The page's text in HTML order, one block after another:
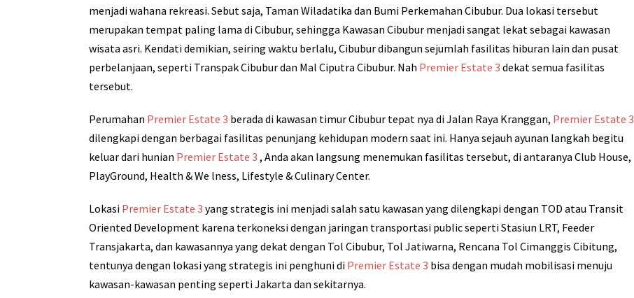
menjadi wahana rekreasi. Sebut saja, Taman Wiladatika dan Bumi Perkemahan Cibubur. Dua lokasi tersebut
merupakan tempat paling lama di Cibubur, sehingga Kawasan Cibubur menjadi sangat lekat sebagai kawasan
wisata asri. Kendati demikian, seiring waktu berlalu, Cibubur dibangun sejumlah fasilitas hiburan lain dan pusat
perbelanjaan, seperti Transpak Cibubur dan Mal Ciputra Cibubur. Nah Premier Estate 3 dekat semua fasilitas
tersebut.
Perumahan Premier Estate 3 berada di kawasan timur Cibubur tepat nya di Jalan Raya Kranggan, Premier Estate 3
dilengkapi dengan berbagai fasilitas penunjang kehidupan modern saat ini. Hanya sejauh ayunan langkah begitu
keluar dari hunian Premier Estate 3 , Anda akan langsung menemukan fasilitas tersebut, di antaranya Club House,
PlayGround, Health & We lness, Lifestyle & Culinary Center.
Lokasi Premier Estate 3 yang strategis ini menjadi salah satu kawasan yang dilengkapi dengan TOD atau Transit
Oriented Development karena terkoneksi dengan jaringan transportasi public seperti Stasiun LRT, Feeder
Transjakarta, dan kawasannya yang dekat dengan Tol Cibubur, Tol Jatiwarna, Rencana Tol Cimanggis Cibitung,
tentunya dengan lokasi yang strategis ini penghuni di Premier Estate 3 bisa dengan mudah mobilisasi menuju
kawasan-kawasan penting seperti Jakarta dan sekitarnya.